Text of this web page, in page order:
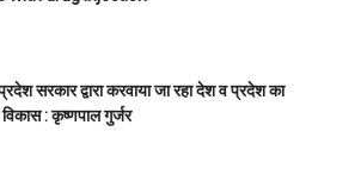
सरकार द्वारा करवाया जा रहा देश व प्रदेश का
: कृष्णपाल गुर्जर